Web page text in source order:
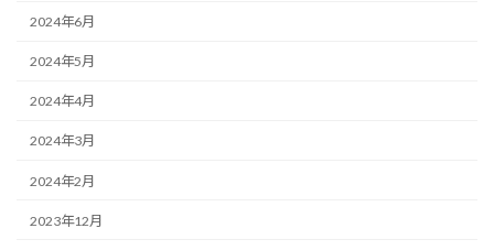
2024年6月
2024年5月
2024年4月
2024年3月
2024年2月
2023年12月